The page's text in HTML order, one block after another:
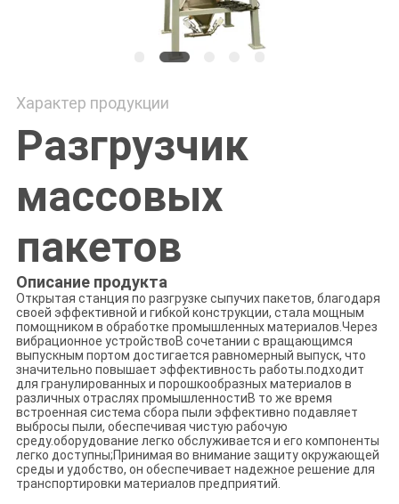
Характер продукции
Разгрузчик
массовых
пакетов
Описание продукта
Открытая станция по разгрузке сыпучих пакетов, благодаря
своей эффективной и гибкой конструкции, стала мощным
помощником в обработке промышленных материалов.Через
вибрационное устройствоВ сочетании с вращающимся
выпускным портом достигается равномерный выпуск, что
значительно повышает эффективность работы.подходит
для гранулированных и порошкообразных материалов в
различных отраслях промышленностиВ то же время
встроенная система сбора пыли эффективно подавляет
выбросы пыли, обеспечивая чистую рабочую
среду.оборудование легко обслуживается и его компоненты
легко доступны;Принимая во внимание защиту окружающей
среды и удобство, он обеспечивает надежное решение для
транспортировки материалов предприятий.